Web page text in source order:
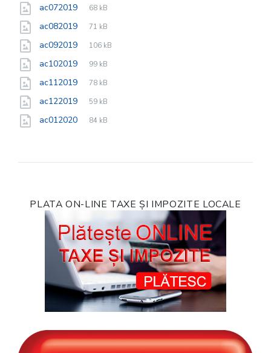
ac072019
File
jpg
File
68 kB
ac082019
File
jpg
File
71 kB
ac092019
File
jpg
File
106 kB
ac102019
File
jpg
File
99 kB
ac112019
File
jpg
File
78 kB
ac122019
File
jpg
File
59 kB
ac012020
File
jpg
File
84 kB
PLATA ON-LINE TAXE ȘI IMPOZITE LOCALE